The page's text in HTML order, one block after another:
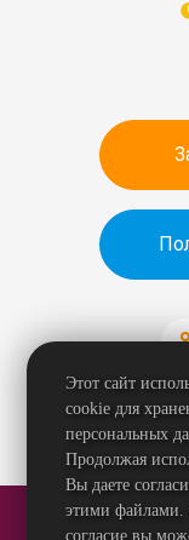
© 2026
Этот сайт
cookie для
персональных
Продолжая
Вы даете
этими файлами.
согласие вы